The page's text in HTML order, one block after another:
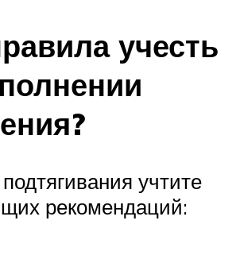
учесть
учтите
рекомендаций: